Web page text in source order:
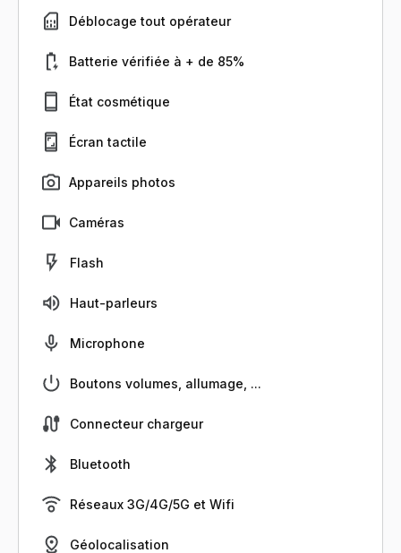
Déblocage tout opérateur
Batterie vérifiée à + de 85%
État cosmétique
Écran tactile
Appareils photos
Caméras
Flash
Haut-parleurs
Microphone
Boutons volumes, allumage, ...
Connecteur chargeur
Bluetooth
Réseaux 3G/4G/5G et Wifi
Géolocalisation